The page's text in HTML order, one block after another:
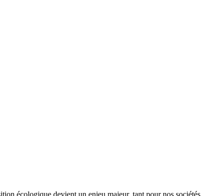
écologique devient un enjeu majeur, tant pour nos sociétés